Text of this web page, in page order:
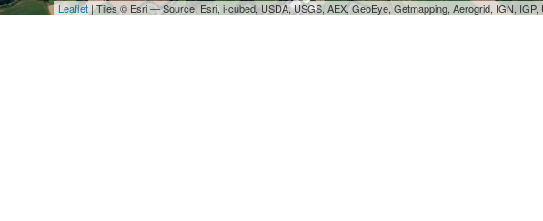
Leaflet| Tiles © Esri — Source: Esri, i-cubed, USDA, USGS, AEX, GeoEye, Getmapping, Aerogrid, IGN, IGP,